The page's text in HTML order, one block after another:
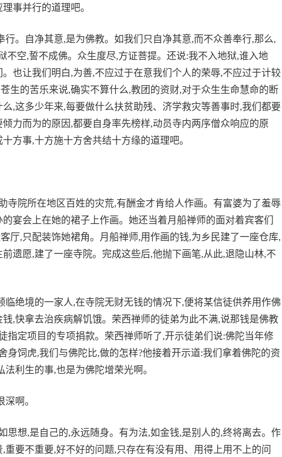
事并行的道理吧。
。自净其意,是为佛教。如我们只自净其意,而不众善奉行,那么,
不空,誓不成佛。众生度尽,方证菩提。还说:我不入地狱,谁入地
也让我们明白,为善,不应过于在意我们个人的荣辱,不应过于计较
生的苦乐来说,确实不算什么,教团的资财,对于众生生命慧命的断
,这多少年来,每要做什么扶贫助残、济学救灾等善事时,我们都要
力而为的原因,都要自身率先榜样,动员寺内两序僧众响应的原
方事,十方施十方舍共结十方缘的道理吧。
寺院所在地区百姓的灾荒,有酬金才肯给人作画。有富婆为了羞辱
宴会上在她的裙子上作画。她还当着月船禅师的面对着宾客们
厅,只配装饰她裙角。月船禅师,用作画的钱,为乡民建了一座仓库,
遗愿,建了一座寺院。完成这些后,他抛下画笔,从此,退隐山林,不
临绝境的一家人,在寺院无财无钱的情况下,便将某信徒供养用作佛
,快拿去治疾病解饥饿。荣西禅师的徒弟为此不满,说那钱是佛教
指定项目的专项捐款。荣西禅师听了,开示徒弟们说:佛陀当年修
身饲虎,我们与佛陀比,做的怎样?他接着开示道:我们拿着佛陀的资
利生的事,也是为佛陀增荣光啊。
啊。
思想,是自己的,永远随身。有为法,如金钱,是别人的,终将离去。作
重要不重要,好不好的问题,只存在有没有用、用得上用不上的问